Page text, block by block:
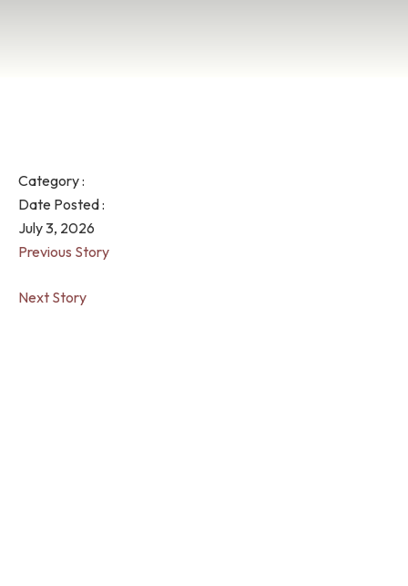
Category :
Date Posted :
July 3, 2026
Previous Story
Next Story